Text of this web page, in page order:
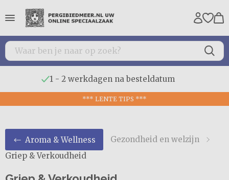
Voor vragen bel ons op 0683575231
*** LENTE TIPS ***
Aroma & Wellness
Gezondheid en welzijn
Griep & Verkoudheid